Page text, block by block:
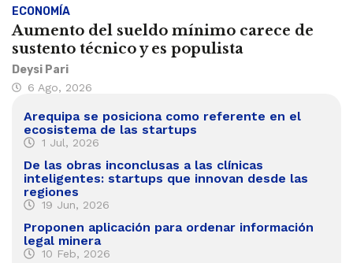
ECONOMÍA
Aumento del sueldo mínimo carece de
sustento técnico y es populista
Deysi Pari
6 Ago, 2026
Arequipa se posiciona como referente en el
ecosistema de las startups
1 Jul, 2026
De las obras inconclusas a las clínicas
inteligentes: startups que innovan desde las
regiones
19 Jun, 2026
Proponen aplicación para ordenar información
legal minera
10 Feb, 2026